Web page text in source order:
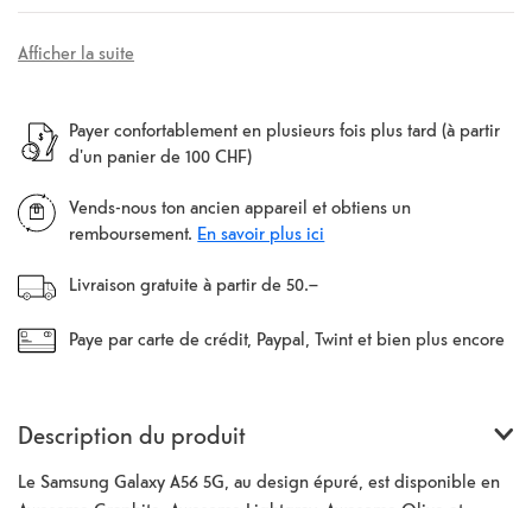
Afficher la suite
Payer confortablement en plusieurs fois plus tard (à partir
d'un panier de 100 CHF)
Vends-nous ton ancien appareil et obtiens un
remboursement. En savoir plus ici
Livraison gratuite à partir de 50.–
Paye par carte de crédit, Paypal, Twint et bien plus encore
Description du produit
Le Samsung Galaxy A56 5G, au design épuré, est disponible en